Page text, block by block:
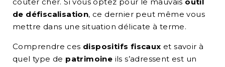
de défiscalisation, ce dernier peut même vous
mettre dans une situation délicate à terme.
Comprendre ces dispositifs fiscaux et savoir à
quel type de patrimoine ils s’adressent est un